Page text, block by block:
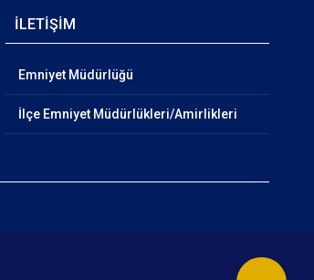
İLETİŞİM
Emniyet Müdürlüğü
İlçe Emniyet Müdürlükleri/Amirlikleri